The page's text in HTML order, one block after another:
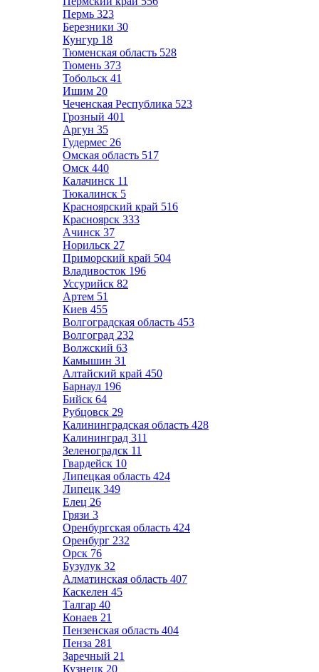
Пермь 323
Березники 30
Кунгур 18
Тюменская область 528
Тюмень 373
Тобольск 41
Ишим 20
Чеченская Республика 523
Грозный 401
Аргун 35
Гудермес 26
Омская область 517
Омск 440
Калачинск 11
Тюкалинск 5
Красноярский край 516
Красноярск 333
Ачинск 37
Норильск 27
Приморский край 504
Владивосток 196
Уссурийск 82
Артем 51
Киев 455
Волгоградская область 453
Волгоград 232
Волжский 63
Камышин 31
Алтайский край 450
Барнаул 196
Бийск 64
Рубцовск 29
Калининградская область 428
Калининград 311
Зеленоградск 11
Гвардейск 10
Липецкая область 424
Липецк 349
Елец 26
Грязи 3
Оренбургская область 424
Оренбург 232
Орск 76
Бузулук 32
Алматинская область 407
Каскелен 45
Талгар 40
Конаев 21
Пензенская область 404
Пенза 281
Заречный 21
Кузнецк 20